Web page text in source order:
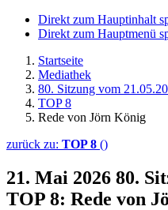
Direkt zum Hauptinhalt
Direkt zum Hauptmenü
Startseite
Mediathek
80. Sitzung vom
TOP 8
Rede von Jörn König
zurück zu: TOP 8 ()
21. Mai 2026 80.
TOP 8: Rede von